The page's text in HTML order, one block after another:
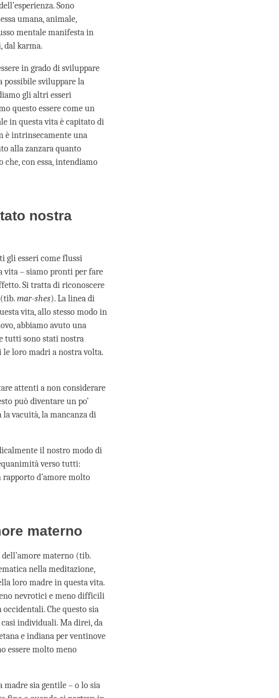
Sono
umana, animale,
mentale manifesta in
dal karma.
in grado di sviluppare
possibile sviluppare la
gli altri esseri
questo essere come un
in questa vita è capitato di
è intrinsecamente una
alla zanzara quanto
che, con essa, intendiamo
nostra
gli esseri come flussi
vita – siamo pronti per fare
Si tratta di riconoscere
mar-shes). La linea di
vita, allo stesso modo in
abbiamo avuto una
tutti sono stati nostra
loro madri a nostra volta.
attenti a non considerare
può diventare un po’
vacuità, la mancanza di
il nostro modo di
verso tutti:
rapporto d’amore molto
materno
materno (tib.
nella meditazione,
loro madre in questa vita.
nevrotici e meno difficili
Che questo sia
casi individuali. Ma direi, da
e indiana per ventinove
essere molto meno
madre sia gentile – o lo sia